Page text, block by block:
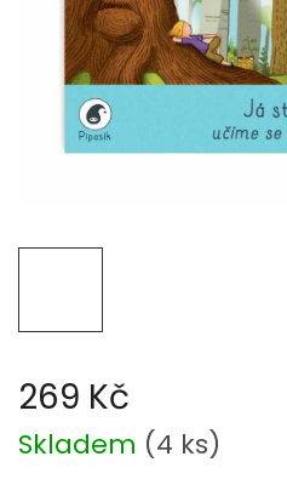
269 Kč
Měrná
cena:
Skladem (4 ks)